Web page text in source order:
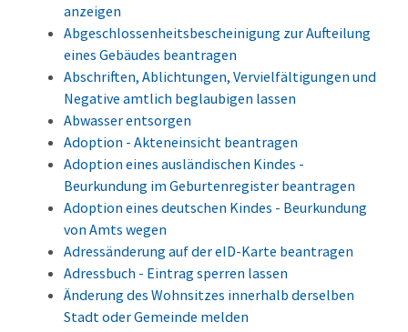
anzeigen
Abgeschlossenheitsbescheinigung zur Aufteilung
eines Gebäudes beantragen
Abschriften, Ablichtungen, Vervielfältigungen und
Negative amtlich beglaubigen lassen
Abwasser entsorgen
Adoption - Akteneinsicht beantragen
Adoption eines ausländischen Kindes -
Beurkundung im Geburtenregister beantragen
Adoption eines deutschen Kindes - Beurkundung
von Amts wegen
Adressänderung auf der eID-Karte beantragen
Adressbuch - Eintrag sperren lassen
Änderung des Wohnsitzes innerhalb derselben
Stadt oder Gemeinde melden